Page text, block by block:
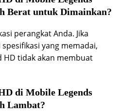
Berat untuk Dimainkan?
perangkat Anda. Jika
yang memadai,
HD tidak akan membuat
di Mobile Legends
Lambat?